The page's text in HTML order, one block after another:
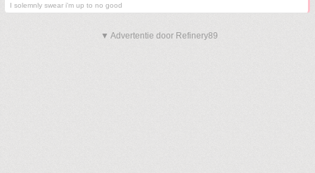
I solemnly swear i'm up to no good
▼ Advertentie door Refinery89